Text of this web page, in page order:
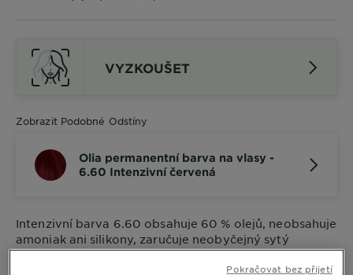
VYZKOUŠET
Zobrazit Podobné Odstíny
Olia permanentní barva na vlasy -
6.60 Intenzivní červená
Intenzivní barva 6.60 obsahuje 60 % olejů, neobsahuje
amoniak ani silikony, zaručuje neobyčejný sytý
výsledek. Barva přináší až 3x lesklejší výsledek
Pokračovat bez přijetí